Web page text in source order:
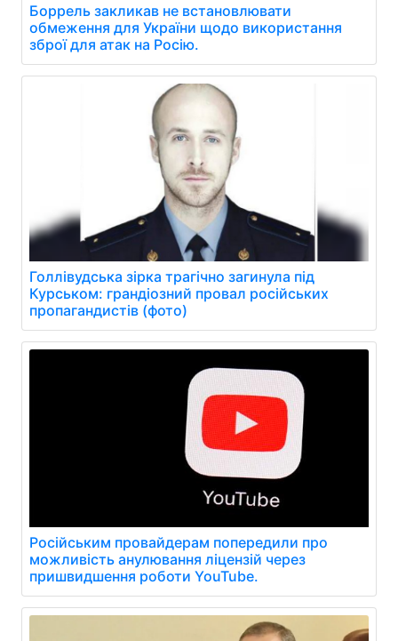
Боррель закликав не встановлювати
обмеження для України щодо використання
зброї для атак на Росію.
Голлівудська зірка трагічно загинула під
Курськом: грандіозний провал російських
пропагандистів (фото)
Російським провайдерам попередили про
можливість анулювання ліцензій через
пришвидшення роботи YouTube.